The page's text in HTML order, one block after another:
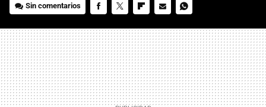
Sin comentarios
MAIL